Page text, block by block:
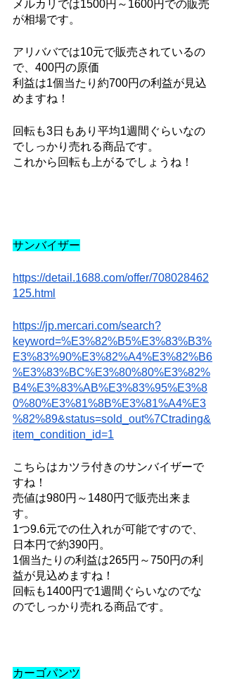
メルカリでは1500円～1600円での販売
が相場です。
アリババでは10元で販売されているの
で、400円の原価
利益は1個当たり約700円の利益が見込
めますね！
回転も3日もあり平均1週間ぐらいなの
でしっかり売れる商品です。
これから回転も上がるでしょうね！
サンバイザー
https://detail.1688.com/offer/708028462
125.html
https://jp.mercari.com/search?
keyword=%E3%82%B5%E3%83%B3%
E3%83%90%E3%82%A4%E3%82%B6
%E3%83%BC%E3%80%80%E3%82%
B4%E3%83%AB%E3%83%95%E3%8
0%80%E3%81%8B%E3%81%A4%E3
%82%89&status=sold_out%7Ctrading&
item_condition_id=1
こちらはカツラ付きのサンバイザーで
すね！
売値は980円～1480円で販売出来ま
す。
1つ9.6元での仕入れが可能ですので、
日本円で約390円。
1個当たりの利益は265円～750円の利
益が見込めますね！
回転も1400円で1週間ぐらいなのでな
のでしっかり売れる商品です。
カーゴパンツ